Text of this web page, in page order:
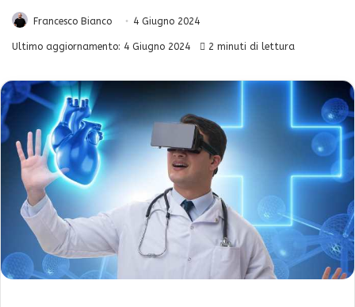
Francesco Bianco 4 Giugno 2024
Ultimo aggiornamento: 4 Giugno 2024 2 minuti di lettura